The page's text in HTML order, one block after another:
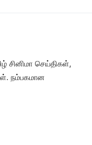
சினிமா செய்திகள்,
நம்பகமான